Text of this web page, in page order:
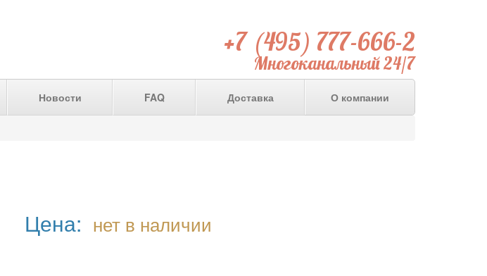
+7 (495) 777-666-2
Многоканальный 24/7
Новости FAQ Доставка О компании
Цена: нет в наличии